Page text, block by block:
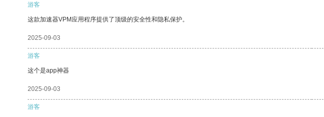
游客
这款加速器VPM应用程序提供了顶级的安全性和隐私保护。
2025-09-03
游客
这个是app神器
2025-09-03
游客